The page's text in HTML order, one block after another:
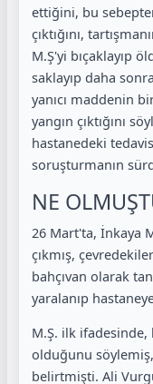
ettiğini, bu
çıktığını,
M.Ş'yi bıçaklayıp
saklayıp daha
yanıcı maddenin
yangın çıktığını
hastanedeki
soruşturmanın
NE
26 Mart'ta, İnkaya
çıkmış,
bahçıvan olarak
yaralanıp
M.Ş. ilk
olduğunu söylemiş,
belirtmişti. Ali